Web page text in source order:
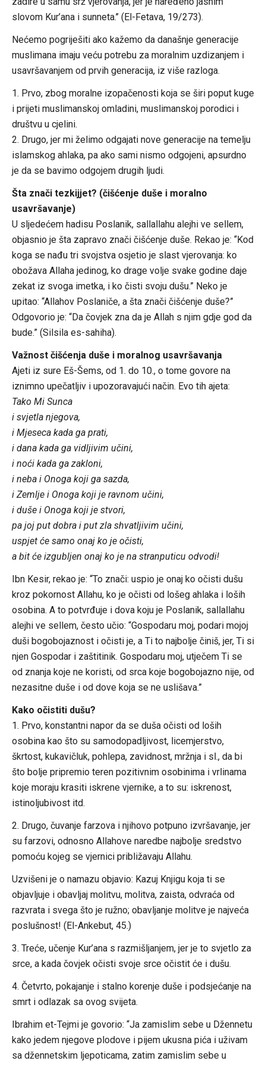
slovom Kur’ana i sunneta.’’ (El-Fetava, 19/273).
Nećemo pogriješiti ako kažemo da današnje generacije
muslimana imaju veću potrebu za moralnim uzdizanjem i
usavršavanjem od prvih generacija, iz više razloga.
1. Prvo, zbog moralne izopačenosti koja se širi poput kuge
i prijeti muslimanskoj omladini, muslimanskoj porodici i
društvu u cjelini.
2. Drugo, jer mi želimo odgajati nove generacije na temelju
islamskog ahlaka, pa ako sami nismo odgojeni, apsurdno
je da se bavimo odgojem drugih ljudi.
Šta znači tezkijjet? (čišćenje duše i moralno
usavršavanje)
U sljedećem hadisu Poslanik, sallallahu alejhi ve sellem,
objasnio je šta zapravo znači čišćenje duše. Rekao je: “Kod
koga se nađu tri svojstva osjetio je slast vjerovanja: ko
obožava Allaha jedinog, ko drage volje svake godine daje
zekat iz svoga imetka, i ko čisti svoju dušu.” Neko je
upitao: “Allahov Poslaniče, a šta znači čišćenje duše?”
Odgovorio je: “Da čovjek zna da je Allah s njim gdje god da
bude.” (Silsila es-sahiha).
Važnost čišćenja duše i moralnog usavršavanja
Ajeti iz sure Eš-Šems, od 1. do 10., o tome govore na
iznimno upečatljiv i upozoravajući način. Evo tih ajeta:
Tako Mi Sunca
i svjetla njegova,
i Mjeseca kada ga prati,
i dana kada ga vidljivim učini,
i noći kada ga zakloni,
i neba i Onoga koji ga sazda,
i Zemlje i Onoga koji je ravnom učini,
i duše i Onoga koji je stvori,
pa joj put dobra i put zla shvatljivim učini,
uspjet će samo onaj ko je očisti,
a bit će izgubljen onaj ko je na stranputicu odvodi!
Ibn Kesir, rekao je: “To znači: uspio je onaj ko očisti dušu
kroz pokornost Allahu, ko je očisti od lošeg ahlaka i loših
osobina. A to potvrđuje i dova koju je Poslanik, sallallahu
alejhi ve sellem, često učio: “Gospodaru moj, podari mojoj
duši bogobojaznost i očisti je, a Ti to najbolje činiš, jer, Ti si
njen Gospodar i zaštitinik. Gospodaru moj, utječem Ti se
od znanja koje ne koristi, od srca koje bogobojazno nije, od
nezasitne duše i od dove koja se ne uslišava.”
Kako očistiti dušu?
1. Prvo, konstantni napor da se duša očisti od loših
osobina kao što su samodopadljivost, licemjerstvo,
škrtost, kukavičluk, pohlepa, zavidnost, mržnja i sl., da bi
što bolje pripremio teren pozitivnim osobinima i vrlinama
koje moraju krasiti iskrene vjernike, a to su: iskrenost,
istinoljubivost itd.
2. Drugo, čuvanje farzova i njihovo potpuno izvršavanje, jer
su farzovi, odnosno Allahove naredbe najbolje sredstvo
pomoću kojeg se vjernici približavaju Allahu.
Uzvišeni je o namazu objavio: Kazuj Knjigu koja ti se
objavljuje i obavljaj molitvu, molitva, zaista, odvraća od
razvrata i svega što je ružno; obavljanje molitve je najveća
poslušnost! (El-Ankebut, 45.)
3. Treće, učenje Kur’ana s razmišljanjem, jer je to svjetlo za
srce, a kada čovjek očisti svoje srce očistit će i dušu.
4. Četvrto, pokajanje i stalno korenje duše i podsjećanje na
smrt i odlazak sa ovog svijeta.
Ibrahim et-Tejmi je govorio: “Ja zamislim sebe u Džennetu
kako jedem njegove plodove i pijem ukusna pića i uživam
sa džennetskim ljepoticama, zatim zamislim sebe u